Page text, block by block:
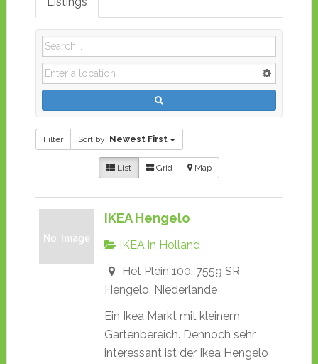
Filter Sort by: Newest First
List Grid Map
IKEA Hengelo
IKEA in Holland
Het Plein 100, 7559 SR
Hengelo, Niederlande
Ein Ikea Markt mit kleinem
Gartenbereich. Dennoch sehr
interessant ist der Ikea Hengelo